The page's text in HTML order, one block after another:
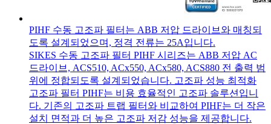
PIHF 수동 고조파 필터는 ABB 저압 드라이브와 매칭되
도록 설계되었으며, 정격 전류는 25A입니다.
SIKES 수동 고조파 필터 PIHF 시리즈는 ABB 저압 AC
드라이브, ACS510, ACx550, ACx580, ACS880 전 출력 범
위에 정합되도록 설계되었습니다. 고조파 성능 최적화
고조파 필터 PIHF는 비용 효율적인 고조파 솔루션입니
다. 기존의 고조파 트랩 필터와 비교하여 PIHF는 더 작은
설치 면적과 더 높은 고조파 저감 성능을 제공합니다.